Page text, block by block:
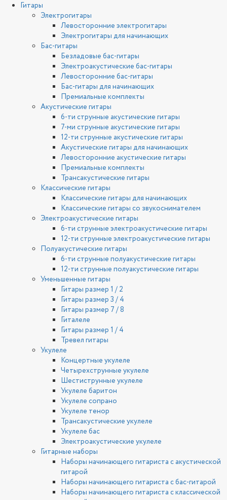
Гитары
Электрогитары
Левосторонние электрогитары
Электрогитары для начинающих
Бас-гитары
Безладовые бас-гитары
Электроакустические бас-гитары
Левосторонние бас-гитары
Бас-гитары для начинающих
Премиальные комплекты
Акустические гитары
6-ти струнные акустические гитары
7-ми струнные акустические гитары
12-ти струнные акустические гитары
Акустические гитары для начинающих
Левосторонние акустические гитары
Премиальные комплекты
Трансакустические гитары
Классические гитары
Классические гитары для начинающих
Классические гитары со звукоснимателем
Электроакустические гитары
6-ти струнные электроакустические гитары
12-ти струнные электроакустические гитары
Полуакустические гитары
6-ти струнные полуакустические гитары
12-ти струнные полуакустические гитары
Уменьшенные гитары
Гитары размер 1 / 2
Гитары размер 3 / 4
Гитары размер 7 / 8
Гиталеле
Гитары размер 1 / 4
Тревел гитары
Укулеле
Концертные укулеле
Четырехструнные укулеле
Шестиструнные укулеле
Укулеле баритон
Укулеле сопрано
Укулеле тенор
Трансакустические укулеле
Укулеле бас
Электроакустические укулеле
Гитарные наборы
Наборы начинающего гитариста с акустической
гитарой
Наборы начинающего гитариста с бас-гитарой
Наборы начинающего гитариста с классической